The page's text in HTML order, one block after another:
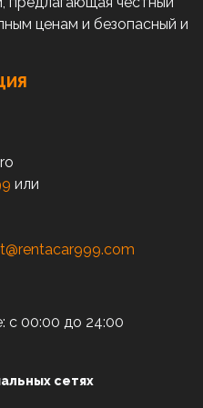
ценам и безопасный и
или
с 00:00 до 24:00
сетях